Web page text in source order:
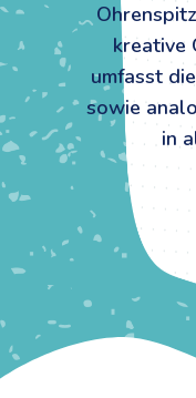
kreative
umfasst
sowie
in